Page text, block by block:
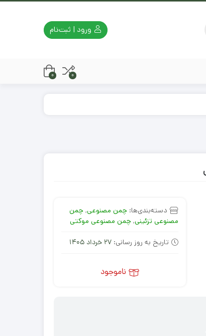
ورود | ثبت‌نام
0
0
دسته‌بندی‌ها: چمن مصنوعی, چمن
مصنوعی تزئینی, چمن مصنوعی موکتی
تاریخ به روز رسانی:27 خرداد 1405
ناموجود